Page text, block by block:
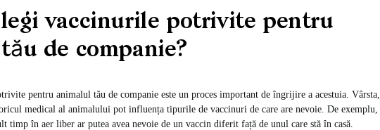
vaccinurile potrivite pentru
de companie?
pentru animalul tău de companie este un proces important de îngrijire a acestuia. Vârsta,
medical al animalului pot influența tipurile de vaccinuri de care are nevoie. De exemplu,
timp în aer liber ar putea avea nevoie de un vaccin diferit față de unul care stă în casă.